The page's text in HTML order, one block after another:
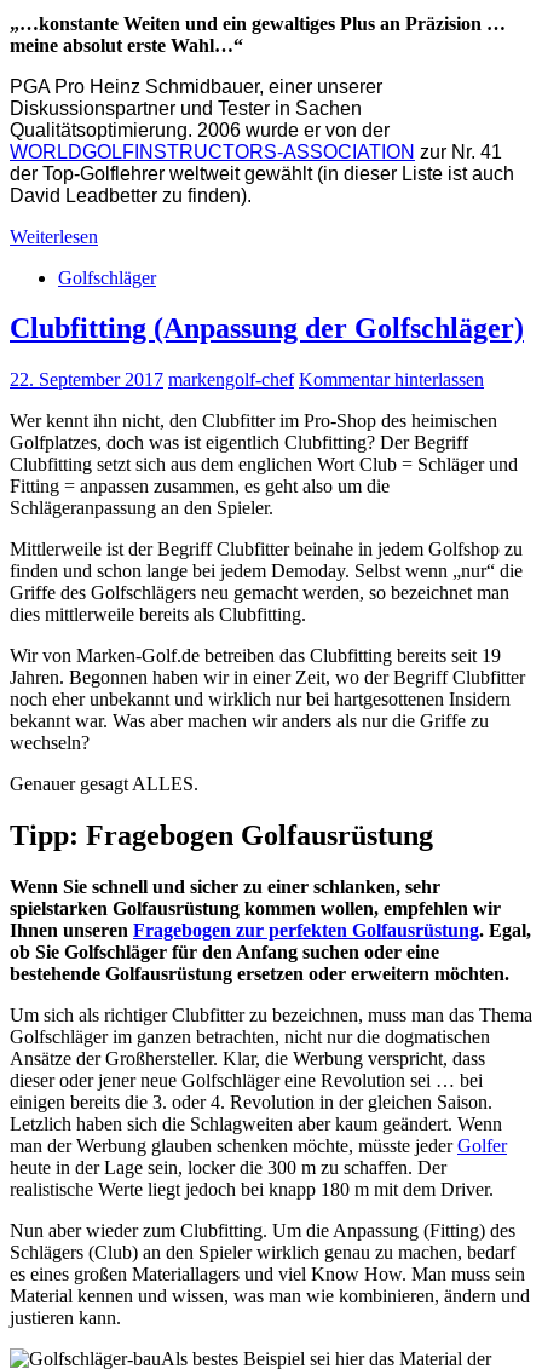
„…konstante Weiten und ein gewaltiges Plus an Präzision …
meine absolut erste Wahl…“
PGA Pro Heinz Schmidbauer, einer unserer
Diskussionspartner und Tester in Sachen
Qualitätsoptimierung. 2006 wurde er von der
WORLDGOLFINSTRUCTORS-ASSOCIATION zur Nr. 41
der Top-Golflehrer weltweit gewählt (in dieser Liste ist auch
David Leadbetter zu finden).
Weiterlesen
Golfschläger
Clubfitting (Anpassung der Golfschläger)
22. September 2017 markengolf-chef Kommentar hinterlassen
Wer kennt ihn nicht, den Clubfitter im Pro-Shop des heimischen
Golfplatzes, doch was ist eigentlich Clubfitting? Der Begriff
Clubfitting setzt sich aus dem englichen Wort Club = Schläger und
Fitting = anpassen zusammen, es geht also um die
Schlägeranpassung an den Spieler.
Mittlerweile ist der Begriff Clubfitter beinahe in jedem Golfshop zu
finden und schon lange bei jedem Demoday. Selbst wenn „nur“ die
Griffe des Golfschlägers neu gemacht werden, so bezeichnet man
dies mittlerweile bereits als Clubfitting.
Wir von Marken-Golf.de betreiben das Clubfitting bereits seit 19
Jahren. Begonnen haben wir in einer Zeit, wo der Begriff Clubfitter
noch eher unbekannt und wirklich nur bei hartgesottenen Insidern
bekannt war. Was aber machen wir anders als nur die Griffe zu
wechseln?
Genauer gesagt ALLES.
Tipp: Fragebogen Golfausrüstung
Wenn Sie schnell und sicher zu einer schlanken, sehr
spielstarken Golfausrüstung kommen wollen, empfehlen wir
Ihnen unseren Fragebogen zur perfekten Golfausrüstung. Egal,
ob Sie Golfschläger für den Anfang suchen oder eine
bestehende Golfausrüstung ersetzen oder erweitern möchten.
Um sich als richtiger Clubfitter zu bezeichnen, muss man das Thema
Golfschläger im ganzen betrachten, nicht nur die dogmatischen
Ansätze der Großhersteller. Klar, die Werbung verspricht, dass
dieser oder jener neue Golfschläger eine Revolution sei … bei
einigen bereits die 3. oder 4. Revolution in der gleichen Saison.
Letzlich haben sich die Schlagweiten aber kaum geändert. Wenn
man der Werbung glauben schenken möchte, müsste jederGolfer
heute in der Lage sein, locker die 300 m zu schaffen. Der
realistische Werte liegt jedoch bei knapp 180 m mit dem Driver.
Nun aber wieder zum Clubfitting. Um die Anpassung (Fitting) des
Schlägers (Club) an den Spieler wirklich genau zu machen, bedarf
es eines großen Materiallagers und viel Know How. Man muss sein
Material kennen und wissen, was man wie kombinieren, ändern und
justieren kann.
Als bestes Beispiel sei hier das Material der